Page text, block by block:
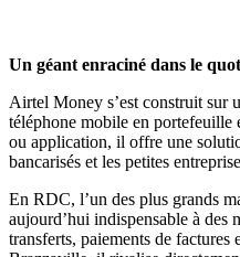
Un géant enraciné dans le
Airtel Money s’est construit sur
téléphone mobile en
ou application, il offre une
bancarisés et les petites
En RDC, l’un des plus grands
aujourd’hui indispensable à des
transferts, paiements de